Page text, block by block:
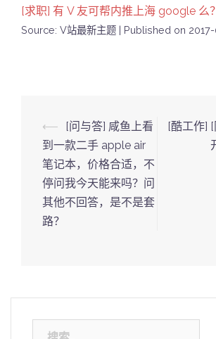
[求职] 有 V 友可帮内推上海 google 么？
Source: V站最新主题 Published on
Post
navigation
⟵
[问与答] 咸鱼上看
到一款二手 apple air
笔记本，价格合适，不
停问我今天能来吗？问
其他不回答，是不是套
路？
[酷工作]